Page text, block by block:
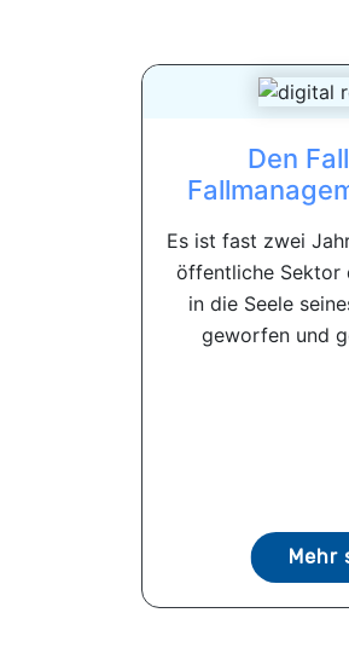
Den
Es ist fast zwei
öffentliche Sektor
in die Seele
geworfen und
Mehr